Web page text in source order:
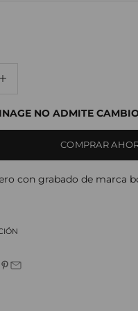
NO ADMITE
COMPRAR
con grabado de marca